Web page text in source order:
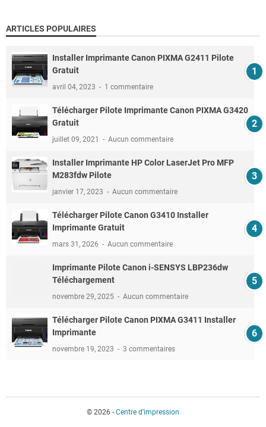
ARTICLES POPULAIRES
Installer Imprimante Canon PIXMA G2411 Pilote
Gratuit
avril 04, 2023 1 commentaire
Télécharger Pilote Imprimante Canon PIXMA G3420
Gratuit
juillet 09, 2021 Aucun commentaire
Installer Imprimante HP Color LaserJet Pro MFP
M283fdw Pilote
janvier 17, 2023 Aucun commentaire
Télécharger Pilote Canon G3410 Installer
Imprimante Gratuit
mars 31, 2026 Aucun commentaire
Imprimante Pilote Canon i-SENSYS LBP236dw
Téléchargement
novembre 29, 2025 Aucun commentaire
Télécharger Pilote Canon PIXMA G3411 Installer
Imprimante
novembre 19, 2023 3 commentaires
© 2026 - Centre d’impression